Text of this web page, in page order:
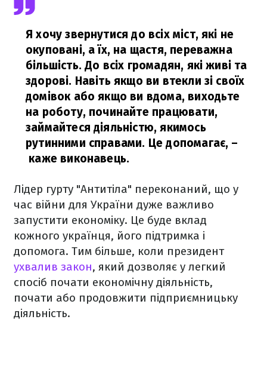
Я хочу звернутися до всіх міст, які не
окуповані, а їх, на щастя, переважна
більшість. До всіх громадян, які живі та
здорові. Навіть якщо ви втекли зі своїх
домівок або якщо ви вдома, виходьте
на роботу, починайте працювати,
займайтеся діяльністю, якимось
рутинними справами. Це допомагає, –
каже виконавець.
Лідер гурту "Антитіла" переконаний, що у
час війни для України дуже важливо
запустити економіку. Це буде вклад
кожного українця, його підтримка і
допомога. Тим більше, коли президент
ухвалив закон, який дозволяє у легкий
спосіб почати економічну діяльність,
почати або продовжити підприємницьку
діяльність.